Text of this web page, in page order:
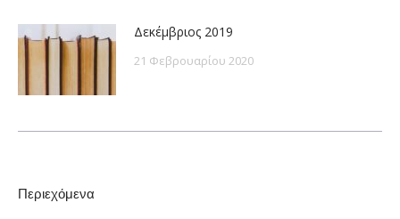
Δεκέμβριος 2019
21 Φεβρουαρίου 2020
Περιεχόμενα